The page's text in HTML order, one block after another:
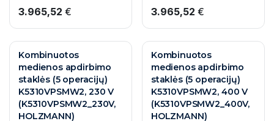
3.965,52 € 3.965,52 €
Kombinuotos
medienos apdirbimo
staklės (5 operacijų)
K5310VPSMW2, 230 V
(K5310VPSMW2_230V,
HOLZMANN)
Kombinuotos
medienos apdirbimo
staklės (5 operacijų)
K5310VPSMW2, 400 V
(K5310VPSMW2_400V,
HOLZMANN)